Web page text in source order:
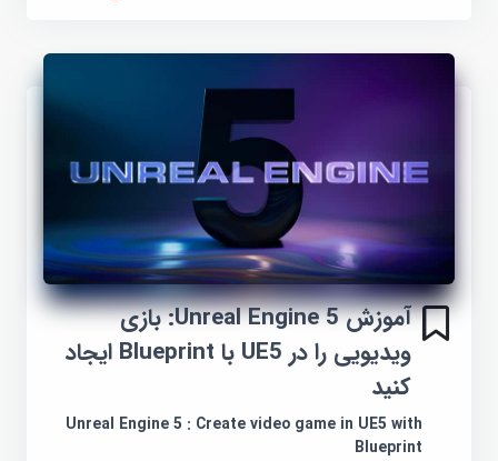
آموزش Unreal Engine 5: بازی
ویدیویی را در UE5 با Blueprint ایجاد
کنید
Unreal Engine 5 : Create video game in UE5 with
Blueprint